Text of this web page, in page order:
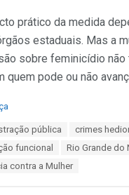
prático da medida
estaduais. Mas a
sobre feminicídio não
quem pode ou não
pública crimes
funcional
Rio Grande do
contra a Mulher